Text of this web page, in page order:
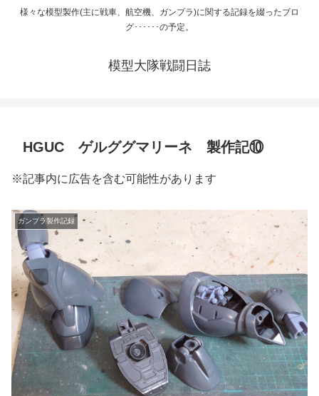
様々な模型製作(主に戦車、航空機、ガンプラ)に関する記録を綴ったブロ
グ･･････の予定。
模型大隊戦闘日誌
HGUC ゲルググマリーネ 製作記⑩
※記事内に広告を含む可能性があります
ガンプラ製作記録